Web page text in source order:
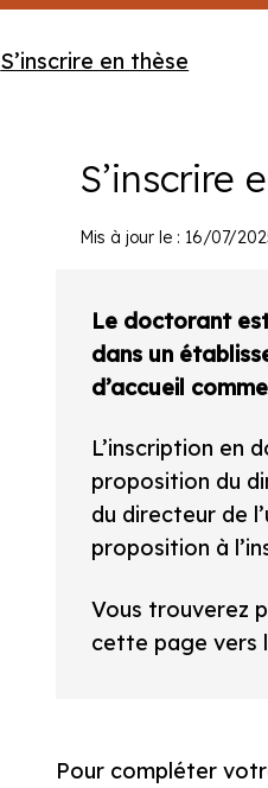
S’inscrire en thèse
S’inscrire
Mis à jour le : 16/07/
Le doctorant
dans un
d’accueil
L’inscription en
proposition du
du directeur de
proposition à
Vous trouverez
cette page vers
Pour compléter